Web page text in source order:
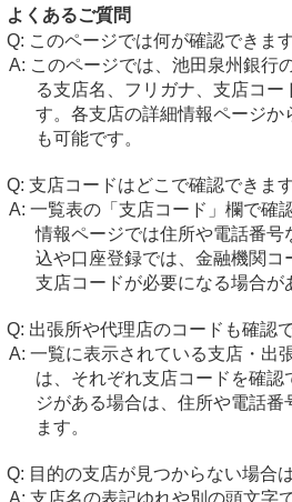
よくあるご質問
このページでは何が確認できま
このページでは、池田泉州銀行
る支店名、フリガナ、支店コー
す。各支店の詳細情報ページか
も可能です。
支店コードはどこで確認できま
一覧表の「支店コード」欄で確
情報ページでは住所や電話番号
込や口座登録では、金融機関コ
支店コードが必要になる場合が
出張所や代理店のコードも確認
一覧に表示されている支店・出
は、それぞれ支店コードを確認
ジがある場合は、住所や電話
ます。
目的の支店が見つからない場合
支店名の表記ゆれや別の頭文字